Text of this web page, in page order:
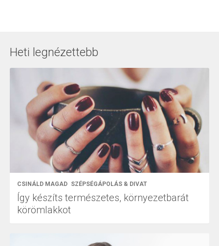
Heti legnézettebb
CSINÁLD MAGAD SZÉPSÉGÁPOLÁS & DIVAT
Így készíts természetes, környezetbarát
körömlakkot